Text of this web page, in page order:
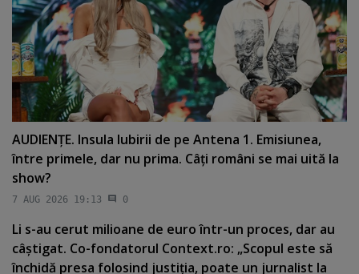
AUDIENŢE. Insula Iubirii de pe Antena 1. Emisiunea,
între primele, dar nu prima. Câţi români se mai uită la
show?
7 AUG 2026 19:13 0
Li s-au cerut milioane de euro într-un proces, dar au
câştigat. Co-fondatorul Context.ro: „Scopul este să
închidă presa folosind justiţia, poate un jurnalist la